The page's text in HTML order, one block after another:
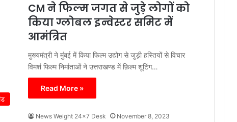
CM ने फिल्म जगत से जुड़े लोगों को
किया ग्लोबल इन्वेस्टर समिट में
आमंत्रित
मुख्यमंत्री ने मुंबई में किया फिल्म उद्योग से जुड़ी हस्तियों से विचार
विमर्श फिल्म निर्माताओं ने उत्तराखण्ड में फ़िल्म शूटिंग…
Read More »
News Weight 24x7 Desk
November 8, 2023